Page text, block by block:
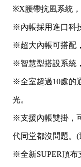
※X腰帶抗風系統，
※內帳採用進口科
※超大內帳可搭配
※智慧型搭設系統
※全室超過10處的
光。
※支援內帳雙掛，
代同堂都沒問題。(
※全新SUPER頂布